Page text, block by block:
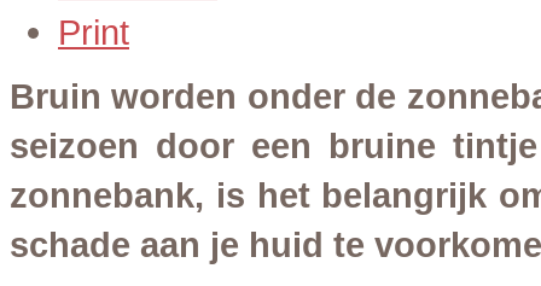
Print
Bruin worden onder de
seizoen door een bruine
zonnebank, is het belangrijk
schade aan je huid te